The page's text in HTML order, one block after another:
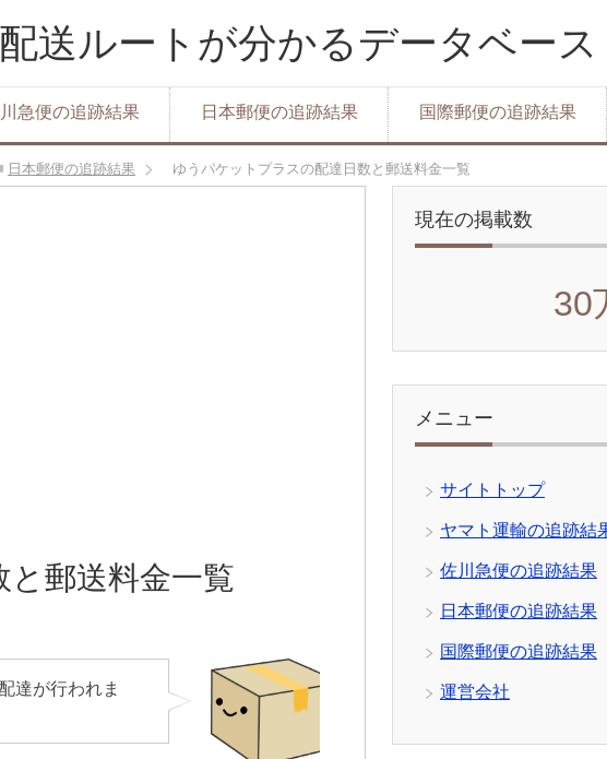
送ルートが分かるデータベース
急便の追跡結果 日本郵便の追跡結果 国際郵便の追跡結果
日本郵便の追跡結果 ゆうパケットプラスの配達日数と郵送料金一覧
郵送料金一覧
達が行われま
現在の掲載数
30
メニュー
サイトトップ
ヤマト運輸の追跡結
佐川急便の追跡結果
日本郵便の追跡結果
国際郵便の追跡結果
運営会社